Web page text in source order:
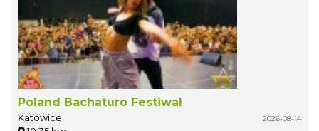
Poland Bachaturo Festiwal
Katowice 2026-08-14